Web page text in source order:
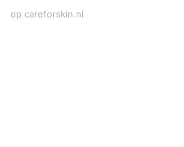
op careforskin.nl